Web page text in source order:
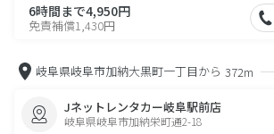
6時間まで4,950円
免責補償1,430円
岐阜県岐阜市加納大黒町一丁目から 372m
Jネットレンタカー岐阜駅前店
岐阜県岐阜市加納栄町通2-18